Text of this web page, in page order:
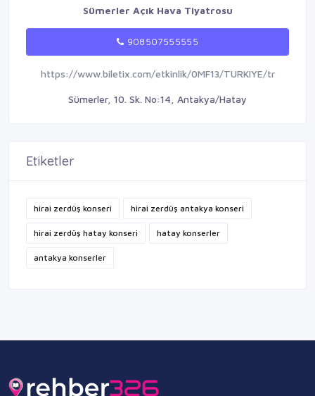
Sümerler Açık Hava Tiyatrosu
908507555555
https://www.biletix.com/etkinlik/0MF13/TURKIYE/tr
Sümerler, 10. Sk. No:14, Antakya/Hatay
Etiketler
hirai zerdüş konseri hirai zerdüş antakya konseri
hirai zerdüş hatay konseri hatay konserler
antakya konserler